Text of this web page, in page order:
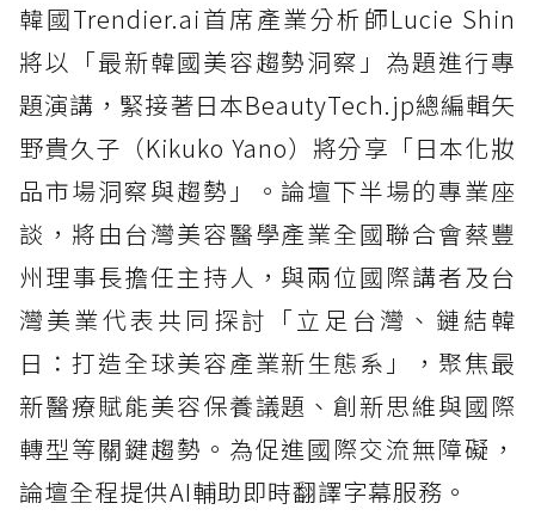
韓國Trendier.ai首席產業分析師Lucie Shin
將以「最新韓國美容趨勢洞察」為題進行專
題演講，緊接著日本BeautyTech.jp總編輯矢
野貴久子（Kikuko Yano）將分享「日本化妝
品市場洞察與趨勢」。論壇下半場的專業座
談，將由台灣美容醫學產業全國聯合會蔡豐
州理事長擔任主持人，與兩位國際講者及台
灣美業代表共同探討「立足台灣、鏈結韓
日：打造全球美容產業新生態系」，聚焦最
新醫療賦能美容保養議題、創新思維與國際
轉型等關鍵趨勢。為促進國際交流無障礙，
論壇全程提供AI輔助即時翻譯字幕服務。